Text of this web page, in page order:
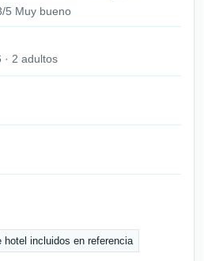
5 Muy bueno
· 2 adultos
hotel incluidos en referencia